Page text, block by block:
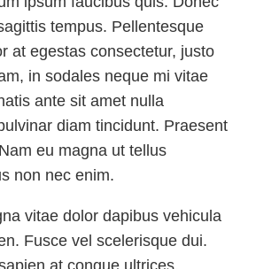
tempus. Pellentesque
at egestas consectetur, justo
in sodales neque mi vitae
ante sit amet nulla
diam tincidunt. Praesent
eu magna ut tellus
non nec enim.
vitae dolor dapibus vehicula
Fusce vel scelerisque dui.
at congue ultrices.